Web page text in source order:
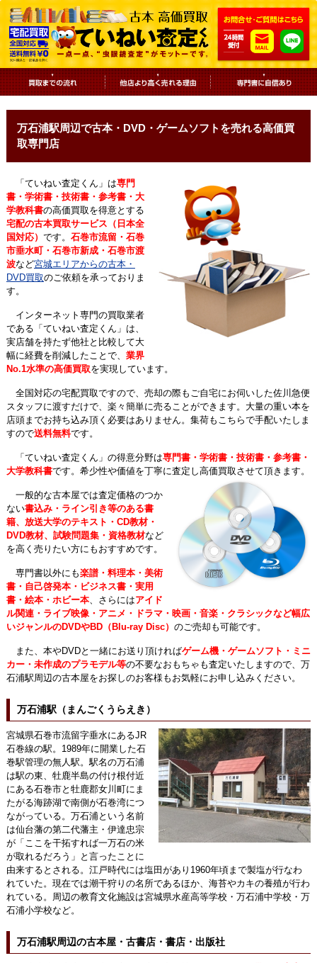
万石浦駅周辺で古本・DVD・ゲームソフトを売れる高価買
取専門店
「ていねい査定くん」は専門
書・学術書・技術書・参考書・大
学教科書の高価買取を得意とする
宅配の古本買取サービス（日本全
国対応） です。 石巻市流留・石巻
市垂水町・石巻市新成・石巻市渡
波など宮城エリアからの古本・
DVD買取のご依頼を承っておりま
す。
インターネット専門の買取業者
である「ていねい査定くん」は、
実店舗を持たず他社と比較して大
幅に経費を削減したことで、 業界
No.1水準の高価買取を実現しています。
全国対応の宅配買取ですので、売却の際もご自宅にお伺いした佐川急便
スタッフに渡すだけで、楽々簡単に売ることができます。大量の重い本を
店頭までお持ち込み頂く必要はありません。集荷もこちらで手配いたしま
すので送料無料です。
「ていねい査定くん」の得意分野は専門書・学術書・技術書・参考書・
大学教科書です。希少性や価値を丁寧に査定し高価買取させて頂きます。
一般的な古本屋では査定価格のつか
ない書込み・ライン引き等のある書
籍、放送大学のテキスト・CD教材・
DVD教材、試験問題集・資格教材など
を高く売りたい方にもおすすめです。
専門書以外にも楽譜・料理本・美術
書・自己啓発本・ビジネス書・実用
書・絵本・ホビー本、さらにはアイド
ル関連・ライブ映像・アニメ・ドラマ・映画・音楽・クラシックなど幅広
いジャンルのDVDやBD（Blu-ray Disc） のご売却も可能です。
また、本やDVDと一緒にお送り頂ければゲーム機・ゲームソフト・ミニ
カー・未作成のプラモデル等の不要なおもちゃも査定いたしますので、万
石浦駅周辺の古本屋をお探しのお客様もお気軽にお申し込みください。
万石浦駅（まんごくうらえき）
宮城県石巻市流留字垂水にあるJR
石巻線の駅。1989年に開業した石
巻駅管理の無人駅。駅名の万石浦
は駅の東、牡鹿半島の付け根付近
にある石巻市と牡鹿郡女川町にま
たがる海跡湖で南側が石巻湾につ
ながっている。万石浦という名前
は仙台藩の第二代藩主・伊達忠宗
が「ここを干拓すれば一万石の米
が取れるだろう」と言ったことに
由来するとされる。江戸時代には塩田があり1960年頃まで製塩が行なわ
れていた。現在では潮干狩りの名所であるほか、海苔やカキの養殖が行わ
れている。周辺の教育文化施設は宮城県水産高等学校・万石浦中学校・万
石浦小学校など。
万石浦駅周辺の古本屋・古書店・書店・出版社